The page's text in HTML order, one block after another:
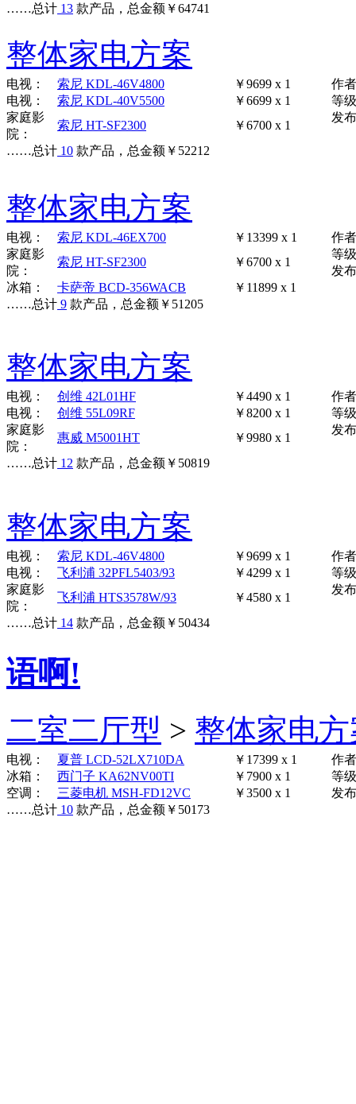
……总计 13 款产品，总金额 ￥64741
整体家电方案
电视： 索尼 KDL-46V4800
￥9699 x 1
电视：
索尼 KDL-40V5500
￥6699 x 1
家庭影
院：
索尼 HT-SF2300
￥6700 x 1
……总计 10 款产品，总金额 ￥ 52212
作
等
发
整体家电方案
电视： 索尼 KDL-46EX700
￥13399 x 1
家庭影
院：
索尼 HT-SF2300
￥6700 x 1
冰箱：
卡萨帝 BCD-356WACB
￥11899 x 1
……总计 9 款产品，总金额 ￥ 51205
作
等
发
整体家电方案
电视： 创维 42L01HF
￥4490 x 1
电视：
创维 55L09RF
￥8200 x 1
家庭影
院：
惠威 M5001HT
￥9980 x 1
……总计 12 款产品，总金额 ￥ 50819
作
等
发
整体家电方案
电视： 索尼 KDL-46V4800
￥9699 x 1
电视：
飞利浦 32PFL5403/93
￥4299 x 1
家庭影
院：
飞利浦 HTS3578W/93
￥4580 x 1
……总计 14 款产品，总金额 ￥ 50434
作
等
发
语啊!
二室二厅型 > 整体家电
电视： 夏普 LCD-52LX710DA
￥17399 x 1
冰箱：
西门子 KA62NV00TI
￥7900 x 1
空调：
三菱电机 MSH-FD12VC
￥3500 x 1
……总计 10 款产品，总金额 ￥ 50173
作
等
发